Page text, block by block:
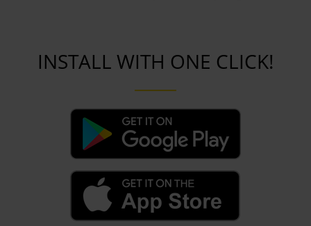
INSTALL WITH ONE CLICK!